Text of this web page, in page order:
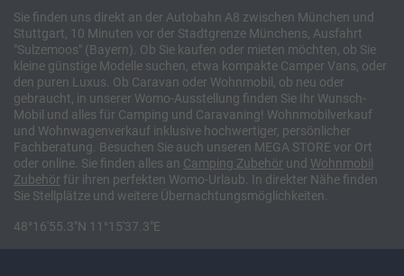
Sie finden uns direkt an der Autobahn A8 zwischen München und
Stuttgart, 10 Minuten vor der Stadtgrenze Münchens, Ausfahrt
"Sulzemoos" (Bayern). Ob Sie kaufen oder mieten möchten, ob Sie
kleine günstige Modelle suchen, etwa kompakte Camper Vans, oder
den puren Luxus. Ob Caravan oder Wohnmobil, ob neu oder
gebraucht, in unserer Womo-Ausstellung finden Sie Ihr Wunsch-
Mobil und alles für Camping und Caravaning! Wohnmobilverkauf
und Wohnwagenverkauf inklusive hochwertiger, persönlicher
Fachberatung. Besuchen Sie auch unseren MEGA STORE vor Ort
oder online. Sie finden alles an Camping Zubehör und Wohnmobil
Zubehör für ihren perfekten Womo-Urlaub. In direkter Nähe finden
Sie Stellplätze und weitere Übernachtungsmöglichkeiten.
48°16'55.3"N 11°15'37.3"E